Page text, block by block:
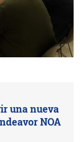
una nueva
NOA